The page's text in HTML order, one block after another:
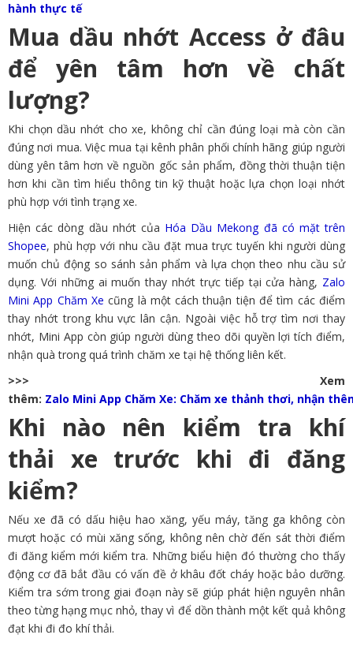
hành thực tế
Mua dầu nhớt Access ở đâu
để yên tâm hơn về chất
lượng?
Khi chọn dầu nhớt cho xe, không chỉ cần đúng loại mà còn cần
đúng nơi mua. Việc mua tại kênh phân phối chính hãng giúp người
dùng yên tâm hơn về nguồn gốc sản phẩm, đồng thời thuận tiện
hơn khi cần tìm hiểu thông tin kỹ thuật hoặc lựa chọn loại nhớt
phù hợp với tình trạng xe.
Hiện các dòng dầu nhớt của Hóa Dầu Mekong đã có mặt trên
Shopee, phù hợp với nhu cầu đặt mua trực tuyến khi người dùng
muốn chủ động so sánh sản phẩm và lựa chọn theo nhu cầu sử
dụng. Với những ai muốn thay nhớt trực tiếp tại cửa hàng, Zalo
Mini App Chăm Xe cũng là một cách thuận tiện để tìm các điểm
thay nhớt trong khu vực lân cận. Ngoài việc hỗ trợ tìm nơi thay
nhớt, Mini App còn giúp người dùng theo dõi quyền lợi tích điểm,
nhận quà trong quá trình chăm xe tại hệ thống liên kết.
>>> Xem
thêm: Zalo Mini App Chăm Xe: Chăm xe thảnh thơi, nhận
Khi nào nên kiểm tra khí
thải xe trước khi đi đăng
kiểm?
Nếu xe đã có dấu hiệu hao xăng, yếu máy, tăng ga không còn
mượt hoặc có mùi xăng sống, không nên chờ đến sát thời điểm
đi đăng kiểm mới kiểm tra. Những biểu hiện đó thường cho thấy
động cơ đã bắt đầu có vấn đề ở khâu đốt cháy hoặc bảo dưỡng.
Kiểm tra sớm trong giai đoạn này sẽ giúp phát hiện nguyên nhân
theo từng hạng mục nhỏ, thay vì để dồn thành một kết quả không
đạt khi đi đo khí thải.